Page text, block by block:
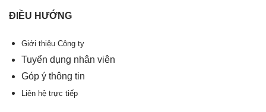
ĐIỀU HƯỚNG
Giới thiệu Công ty
Tuyển dụng nhân viên
Góp ý thông tin
Liên hệ trực tiếp